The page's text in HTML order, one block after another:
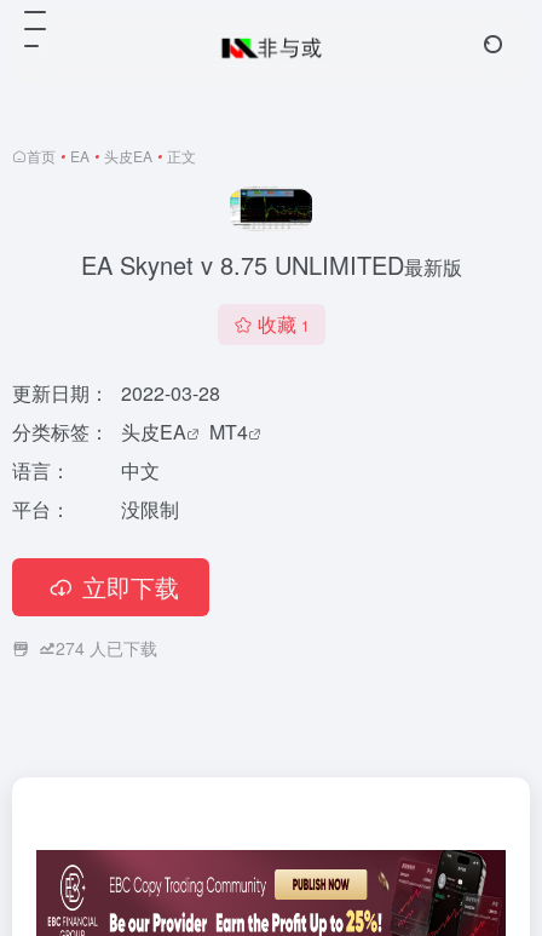
首页 • EA • 头皮EA • 正文
EA Skynet v 8.75 UNLIMITED最新版
收藏 1
更新日期：
2022-03-28
分类标签：
头皮EA
MT4
语言：
中文
平台：
没限制
立即下载
274 人已下载